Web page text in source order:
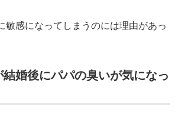
敏感になってしまうのには理由があっ
結婚後にパパの臭いが気になっ